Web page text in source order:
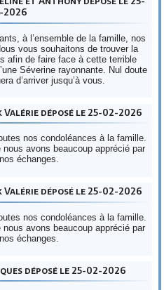
2026
à l’ensemble de la famille, nos
vous souhaitons de trouver la
afin de faire face à cette terrible
Séverine rayonnante. Nul doute
d’arriver jusqu’à vous.
Valérie déposé le 25-02-2026
nos condoléances à la famille.
avons beaucoup apprécié par
échanges.
Valérie déposé le 25-02-2026
nos condoléances à la famille.
avons beaucoup apprécié par
échanges.
déposé le 25-02-2026